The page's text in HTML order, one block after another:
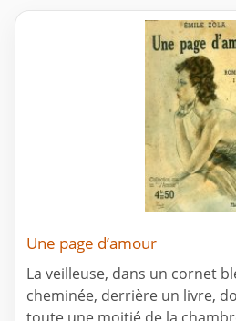
Une page d’amour
La veilleuse, dans un cornet
cheminée, derrière un livre,